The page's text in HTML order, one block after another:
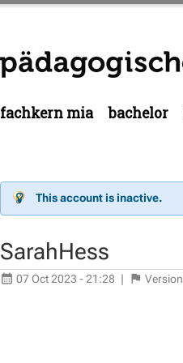
fachkern mia bachelor
This account is inactive.
SarahHess
07 Oct 2023 - 21:28 | Version